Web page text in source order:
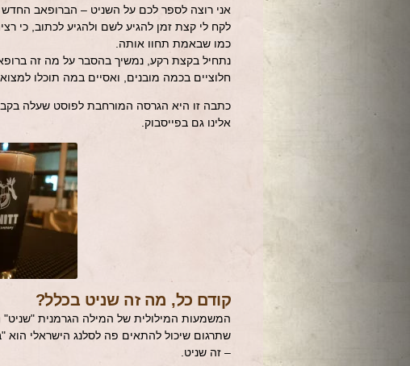
אני רוצה לספר לכם על השניט – הברופאב
לקח לי קצת זמן להגיע לשם ולהגיע לכתוב, כי
כמו שבאמת תחוו אותה.
נתחיל בקצת רקע, נמשיך בהסבר על מה זה
חלוציים בכמה מובנים, ואסיים במה תוכלו
כתבה זו היא הגרסה המורחבת לפוסט שעלה
אלינו גם בפייסבוק.
קודם כל, מה זה שניט בכלל?
המשמעות המילולית של המילה הגרמנית
שתרגום שיכול להתאים פה לסלנג הישראלי
– זה שניט.